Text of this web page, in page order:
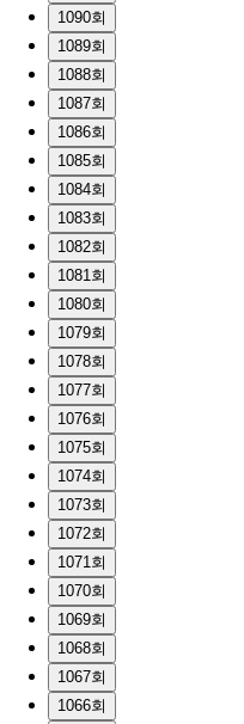
1090회
1089회
1088회
1087회
1086회
1085회
1084회
1083회
1082회
1081회
1080회
1079회
1078회
1077회
1076회
1075회
1074회
1073회
1072회
1071회
1070회
1069회
1068회
1067회
1066회